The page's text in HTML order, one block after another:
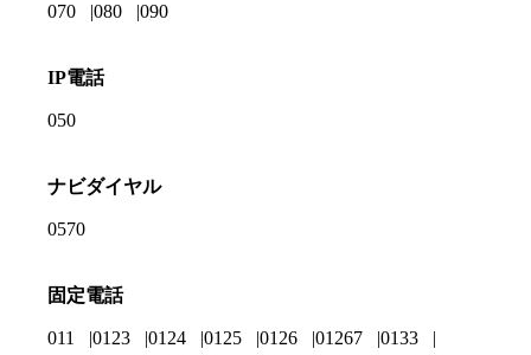
070 080 090
IP電話
050
ナビダイヤル
0570
固定電話
011 0123 0124 0125 0126 01267
0133